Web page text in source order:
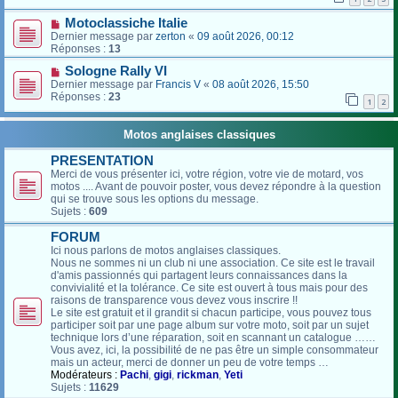
Motoclassiche Italie
Dernier message par zerton « 09 août 2026, 00:12
Réponses : 13
Sologne Rally VI
Dernier message par Francis V « 08 août 2026, 15:50
Réponses : 23 1 2
Motos anglaises classiques
PRESENTATION
Merci de vous présenter ici, votre région, votre vie de motard, vos
motos .... Avant de pouvoir poster, vous devez répondre à la question
qui se trouve sous les options du message.
Sujets : 609
FORUM
Ici nous parlons de motos anglaises classiques.
Nous ne sommes ni un club ni une association. Ce site est le travail
d'amis passionnés qui partagent leurs connaissances dans la
convivialité et la tolérance. Ce site est ouvert à tous mais pour des
raisons de transparence vous devez vous inscrire !!
Le site est gratuit et il grandit si chacun participe, vous pouvez tous
participer soit par une page album sur votre moto, soit par un sujet
technique lors d’une réparation, soit en scannant un catalogue ……
Vous avez, ici, la possibilité de ne pas être un simple consommateur
mais un acteur, merci de donner un peu de votre temps …
Modérateurs : Pachi, gigi, rickman, Yeti
Sujets : 11629